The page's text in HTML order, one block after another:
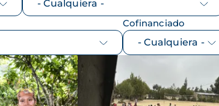
Cofinanciado